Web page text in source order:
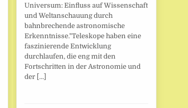
Universum: Einfluss auf Wissenschaft
und Weltanschauung durch
bahnbrechende astronomische
Erkenntnisse."Teleskope haben eine
faszinierende Entwicklung
durchlaufen, die eng mit den
Fortschritten in der Astronomie und
der […]